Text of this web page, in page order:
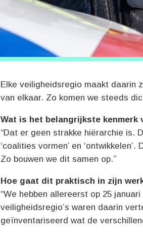
Elke veiligheidsregio maakt daarin
van elkaar. Zo komen we steeds
Wat is het belangrijkste kenmerk
“Dat er geen strakke hiërarchie is.
‘coalities vormen’ en
Zo bouwen we dit samen op.”
Hoe gaat dit praktisch in zijn
“We hebben allereerst op 25
veiligheidsregio’s waren daarin
geïnventariseerd wat de